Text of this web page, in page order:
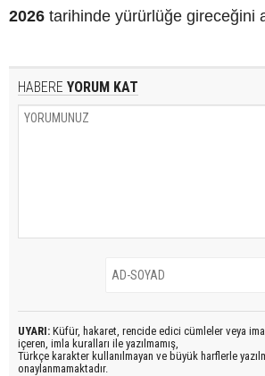
2026 tarihinde yürürlüğe gireceğini
HABERE YORUM KAT
UYARI: Küfür, hakaret, rencide edici cümleler veya
içeren, imla kuralları ile yazılmamış,
Türkçe karakter kullanılmayan ve büyük harflerle
onaylanmamaktadır.